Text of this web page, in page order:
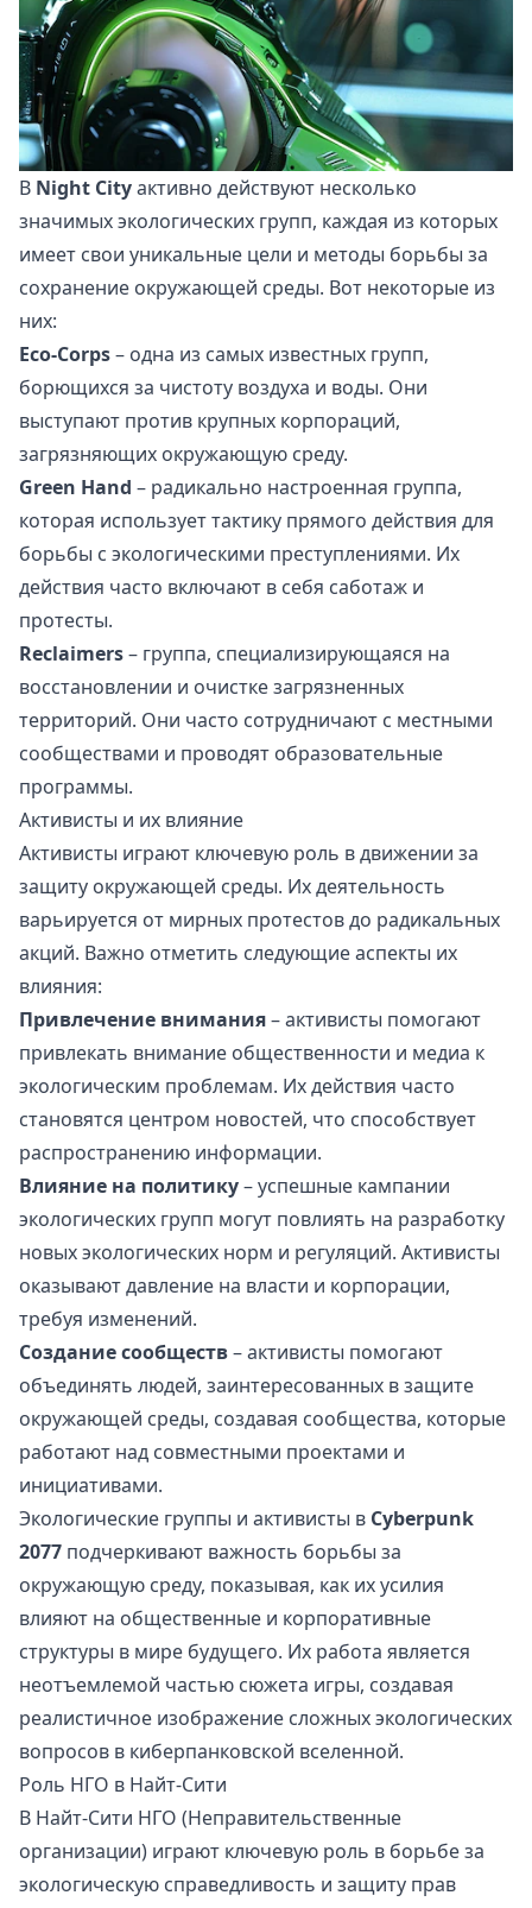
В Night Cityактивно действуют несколько
значимых экологических групп, каждая из которых
имеет свои уникальные цели и методы борьбы за
сохранение окружающей среды. Вот некоторые из
них:
Eco-Corps– одна из самых известных групп,
борющихся за чистоту воздуха и воды. Они
выступают против крупных корпораций,
загрязняющих окружающую среду.
Green Hand – радикально настроенная группа,
которая использует тактику прямого действия для
борьбы с экологическими преступлениями. Их
действия часто включают в себя саботаж и
протесты.
Reclaimers– группа, специализирующаяся на
восстановлении и очистке загрязненных
территорий. Они часто сотрудничают с местными
сообществами и проводят образовательные
программы.
Активисты и их влияние
Активисты играют ключевую роль в движении за
защиту окружающей среды. Их деятельность
варьируется от мирных протестов до радикальных
акций. Важно отметить следующие аспекты их
влияния:
Привлечение внимания– активисты помогают
привлекать внимание общественности и медиа к
экологическим проблемам. Их действия часто
становятся центром новостей, что способствует
распространению информации.
Влияние на политику– успешные кампании
экологических групп могут повлиять на разработку
новых экологических норм и регуляций. Активисты
оказывают давление на власти и корпорации,
требуя изменений.
Создание сообществ– активисты помогают
объединять людей, заинтересованных в защите
окружающей среды, создавая сообщества, которые
работают над совместными проектами и
инициативами.
Экологические группы и активисты в Cyberpunk
2077 подчеркивают важность борьбы за
окружающую среду, показывая, как их усилия
влияют на общественные и корпоративные
структуры в мире будущего. Их работа является
неотъемлемой частью сюжета игры, создавая
реалистичное изображение сложных экологических
вопросов в киберпанковской вселенной.
Роль НГО в Найт-Сити
В Найт-Сити НГО (Неправительственные
организации) играют ключевую роль в борьбе за
экологическую справедливость и защиту прав